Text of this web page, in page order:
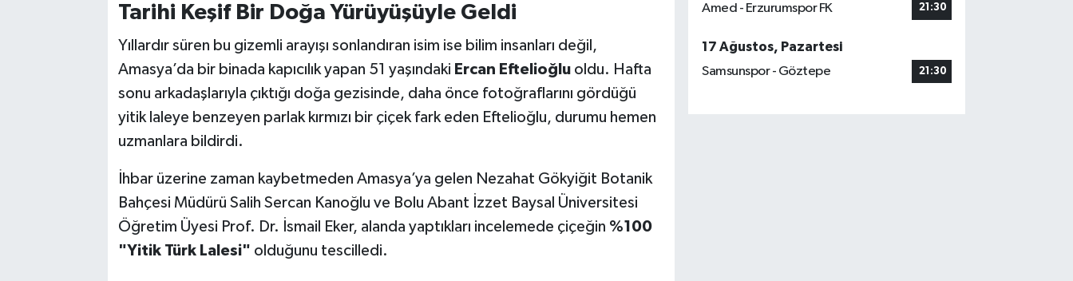
Tarihi Keşif Bir Doğa Yürüyüşüyle Geldi
Yıllardır süren bu gizemli arayışı sonlandıran isim ise bilim insanları değil,
Amasya’da bir binada kapıcılık yapan 51 yaşındaki Ercan Eftelioğluoldu. Hafta
sonu arkadaşlarıyla çıktığı doğa gezisinde, daha önce fotoğraflarını gördüğü
yitik laleye benzeyen parlak kırmızı bir çiçek fark eden Eftelioğlu, durumu hemen
uzmanlara bildirdi.
İhbar üzerine zaman kaybetmeden Amasya’ya gelen Nezahat Gökyiğit Botanik
Bahçesi Müdürü Salih Sercan Kanoğlu ve Bolu Abant İzzet Baysal Üniversitesi
Öğretim Üyesi Prof. Dr. İsmail Eker, alanda yaptıkları incelemede çiçeğin %100
"Yitik Türk Lalesi" olduğunu tescilledi.
Amed - Erzurumspor FK 21:30
17 Ağustos, Pazartesi
Samsunspor - Göztepe
21:30